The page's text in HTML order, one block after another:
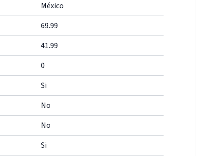
México
69.99
41.99
0
Si
No
No
Si